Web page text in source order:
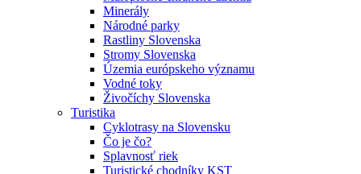
Minerály
Národné parky
Rastliny Slovenska
Stromy Slovenska
Územia európskeho významu
Vodné toky
Živočíchy Slovenska
Turistika
Cyklotrasy na Slovensku
Čo je čo?
Splavnosť riek
Turistické chodníky KST